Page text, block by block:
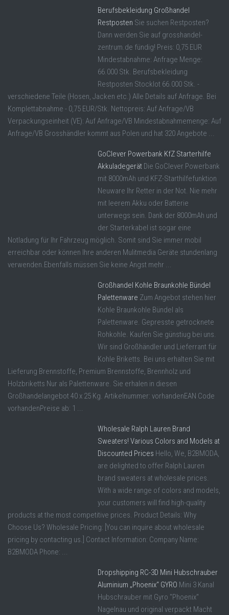
Berufsbekleidung Großhandel
Restposten Sie suchen Restposten?
Dann werden Sie auf grosshandel-
zentrum.de fündig! Preis: 0,75 EUR
Mindestabnahme: Anfrage Menge:
66.000 Stk. Berufsbekleidung
Restposten Stocklot 66.000 Stk. -
verschiedene Teile (Hosen, Jacken etc.) Alle Details auf Anfrage. Bei
Komplettabnahme - 0,75 EUR/Stk. Nettopreis: Auf Anfrage/VB
Verpackungseinheit (VE): Auf Anfrage/VB Mindestabnahmemenge: Auf
Anfrage/VB Grosshändler kommt aus Polen und hat 320 Angebote ...
GoClever Powerbank KfZ Starterhilfe
Akkuladegerät Die GoClever Powerbank
mit 8000mAh und KFZ-Starthilfefunktion
Neuware Ihr Retter in der Not. Nie mehr
mit leerem Akku oder Batterie
unterwegs sein. Dank der 8000mAh und
der Starterkabel ist sogar eine
Notladung für Ihr Fahrzeug möglich. Somit sind Sie immer mobil
erreichbar oder können Ihre anderen Mulitmedia Geräte stundenlang
verwenden.Ebenfalls müssen Sie keine Angst mehr ...
Großhandel Kohle Braunkohle Bündel
Palettenware Zum Angebot stehen hier
Kohle Braunkohle Bündel als
Palettenware. Gepresste getrocknete
Rohkohle. Kaufen Sie günstiug bei uns.
Wir sind Großhändler und Lieferrant für
Kohle Briketts. Bei uns erhalten Sie mit
Lieferung Brennstoffe, Premium Brennstoffe, Brennholz und
Holzbriketts Nur als Palettenware. Sie erhalen in diesen
Großhandelangebot 40 x 25 Kg. Artikelnummer: vorhandenEAN Code
vorhandenPreise ab: 1 ...
Wholesale Ralph Lauren Brand
Sweaters! Various Colors and Models at
Discounted Prices Hello, We, B2BMODA,
are delighted to offer Ralph Lauren
brand sweaters at wholesale prices.
With a wide range of colors and models,
your customers will find high-quality
products at the most competitive prices. Product Details: Why
Choose Us? Wholesale Pricing: [You can inquire about wholesale
pricing by contacting us.] Contact Information: Company Name:
B2BMODA Phone: ...
Dropshipping RC-3D Mini Hubschrauber
Aluminium „Phoenix“ GYRO Mini 3 Kanal
Hubschrauber mit Gyro "Phoenix"
Nagelnau und original verpackt Macht